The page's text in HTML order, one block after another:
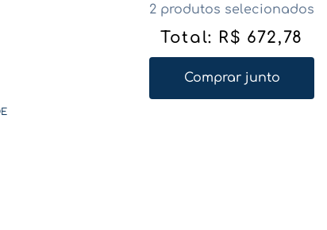
2 produtos selecionados
Total: R$ 672,78
Comprar junto